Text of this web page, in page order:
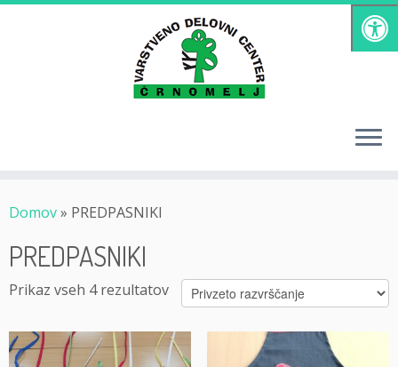
Skoči
Domov» PREDPASNIKI
PREDPASNIKI
Prikaz vseh 4 rezultatov